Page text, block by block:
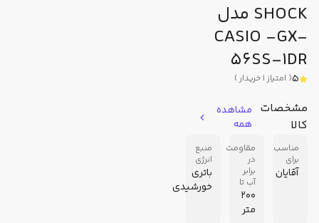
SHOCK مدل
CASIO -GX-
56SS-1DR
5
( امتیاز 1خریدار)
مشخصات
کالا
مشاهده
همه
مناسب
برای
آقایان
مقاومت
در
برابر
آب تا
200
متر
منبع
انرژی
باتری
خورشیدی